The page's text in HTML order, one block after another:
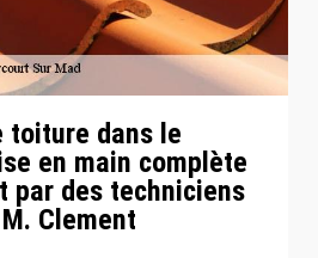
toiture dans le
en main complète
par des techniciens
Clement